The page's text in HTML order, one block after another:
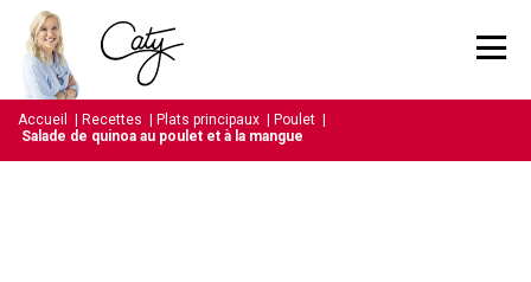
Accueil Recettes Plats principaux Poulet
Salade de quinoa au poulet et à la mangue